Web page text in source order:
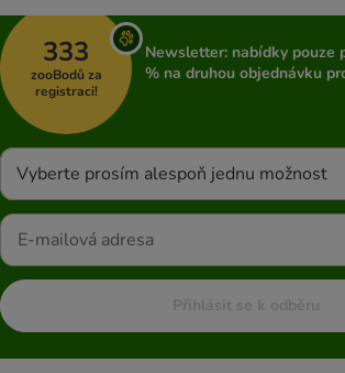
333
zooBodů za
registraci!
Newsletter: nabídky pouze
% na druhou objednávku
Vyberte prosím alespoň jednu možnost
Přihlásit se k odběru